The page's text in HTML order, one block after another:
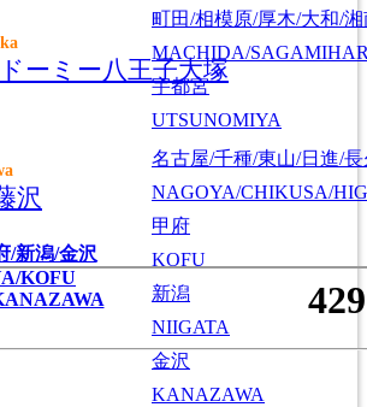
町田/相模原/厚木/大和/湘
MACHIDA/
宇都宮
UTSUNOMIYA
/新潟/金沢
KOFU
名古屋/千種/東山/日進/
NAGOYA/CHIKUSA/
甲府
KOFU
新潟
NIIGATA
金沢
KANAZAWA
ドーミー八王子大塚
沢